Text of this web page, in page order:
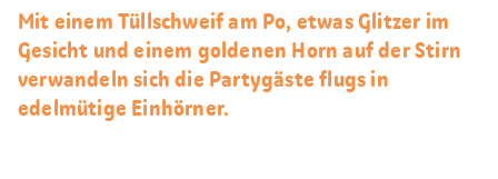
Mit einem Tüllschweif am Po, etwas Glitzer im
Gesicht und einem goldenen Horn auf der Stirn
verwandeln sich die Partygäste flugs in
edelmütige Einhörner.